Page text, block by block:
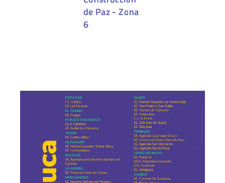
de Paz - Zona
6